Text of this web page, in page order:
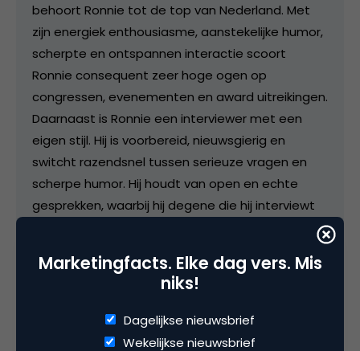
behoort Ronnie tot de top van Nederland. Met
zijn energiek enthousiasme, aanstekelijke humor,
scherpte en ontspannen interactie scoort
Ronnie consequent zeer hoge ogen op
congressen, evenementen en award uitreikingen.
Daarnaast is Ronnie een interviewer met een
eigen stijl. Hij is voorbereid, nieuwsgierig en
switcht razendsnel tussen serieuze vragen en
scherpe humor. Hij houdt van open en echte
gesprekken, waarbij hij degene die hij interviewt
meer dan tien jaar ervaring in het interview vak,
op het podium voor live publiek als ook voor de tv
camera’s van bijvoorbeeld 7DTV.
Marketingfacts. Elke dag vers. Mis
niks!
Dagelijkse nieuwsbrief
Wekelijkse nieuwsbrief